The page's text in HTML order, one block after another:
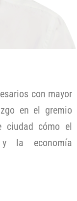
con mayor
en el gremio
ciudad cómo el
la economía